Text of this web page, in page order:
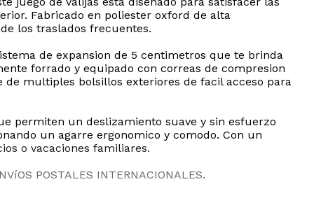
Fabricado en poliester oxford de alta
los traslados frecuentes.
de expansion de 5 centimetros que te brinda
forrado y equipado con correas de compresion
multiples bolsillos exteriores de facil acceso para
permiten un deslizamiento suave y sin esfuerzo
un agarre ergonomico y comodo. Con un
o vacaciones familiares.
POSTALES INTERNACIONALES.